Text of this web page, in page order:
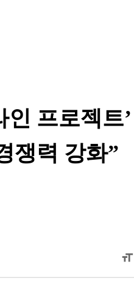
프로젝트’
쟁력 강화”
format_size